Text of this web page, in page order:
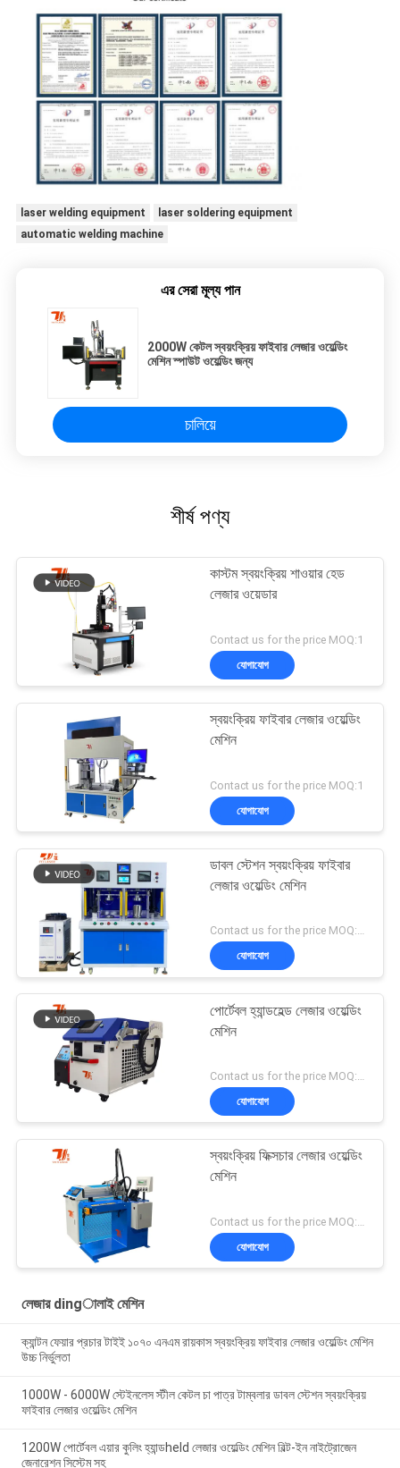
laser welding equipment
laser soldering equipment
automatic welding machine
এর সেরা মূল্য পান
2000W কেটল স্বয়ংক্রিয় ফাইবার লেজার ওয়েল্ডিং
মেশিন স্পাউট ওয়েল্ডিং জন্য
চালিয়ে
শীর্ষ পণ্য
কাস্টম স্বয়ংক্রিয় শাওয়ার হেড
লেজার ওয়েডার
Contact us for the price MOQ:1
যোগাযোগ
স্বয়ংক্রিয় ফাইবার লেজার ওয়েল্ডিং
মেশিন
Contact us for the price MOQ:1
যোগাযোগ
ডাবল স্টেশন স্বয়ংক্রিয় ফাইবার
লেজার ওয়েল্ডিং মেশিন
Contact us for the price MOQ:1 সেট
যোগাযোগ
পোর্টেবল হ্যান্ডহেল্ড লেজার ওয়েল্ডিং
মেশিন
Contact us for the price MOQ:1 সেট
যোগাযোগ
স্বয়ংক্রিয় ফিক্সচার লেজার ওয়েল্ডিং
মেশিন
Contact us for the price MOQ:1 সেট
যোগাযোগ
লেজার dingালাই মেশিন
ক্যান্টন ফেয়ার প্রচার টাইই ১০৭০ এনএম রায়কাস স্বয়ংক্রিয় ফাইবার লেজার ওয়েল্ডিং মেশিন
উচ্চ নির্ভুলতা
1000W - 6000W স্টেইনলেস স্টীল কেটল চা পাত্র টাম্বলার ডাবল স্টেশন স্বয়ংক্রিয়
ফাইবার লেজার ওয়েল্ডিং মেশিন
1200W পোর্টেবল এয়ার কুলিং হ্যান্ডheld লেজার ওয়েল্ডিং মেশিন বিল্ট-ইন নাইট্রোজেন
জেনারেশন সিস্টেম সহ